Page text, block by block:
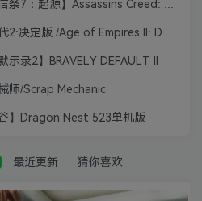
示录2】BRAVELY DEFAULT II
师/Scrap Mechanic
谷】Dragon Nest 523单机版
最近更新 猜你喜欢